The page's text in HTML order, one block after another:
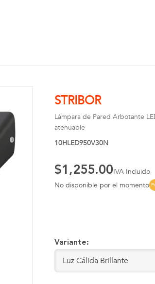
STRIBOR
Lámpara de Pared Arbotante
atenuable
10HLED950V30N
$1,255.00IVA Incluido
No disponible por el momento
Variante: